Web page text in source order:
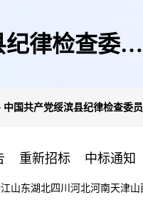
律检查委员
中国共产党绥滨县纪律检查委
重新招标 中标通知
山东湖北四川 河北河南天津山